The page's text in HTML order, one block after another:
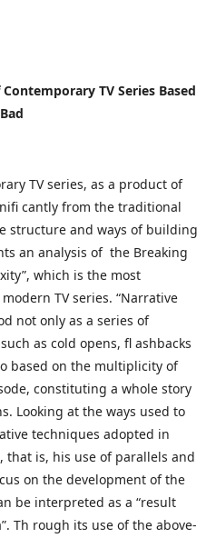
TV Series Based
TV series, as a product of
cantly from the traditional
structure and ways of building
an analysis of the Breaking
which is the most
TV series. “Narrative
not only as a series of
as cold opens, fl ashbacks
based on the multiplicity of
constituting a whole story
Looking at the ways used to
techniques adopted in
that is, his use of parallels and
on the development of the
be interpreted as a “result
Th rough its use of the above-